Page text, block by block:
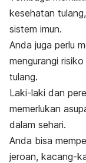
kesehatan
sistem imun.
Anda juga perlu
mengurangi
tulang.
Laki-laki dan
memerlukan
dalam sehari.
Anda bisa
jeroan, kacang-